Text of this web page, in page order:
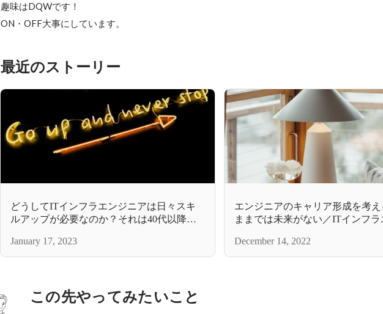
趣味はDQWです！
ON・OFF大事にしています。
最近のストーリー
どうしてITインフラエンジニアは日々スキ
ルアップが必要なのか？それは40代以降も
めです／ITインフラエンジニア
January 17, 2023
エンジニアのキャリア形成を考え
ままでは未来がない／ITインフ
December 14, 2022
この先やってみたいこと